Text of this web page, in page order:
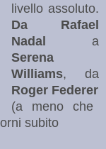
livello assoluto.
Da Rafael
Nadal a
Serena
Williams, da
Roger Federer
(a meno che
subito